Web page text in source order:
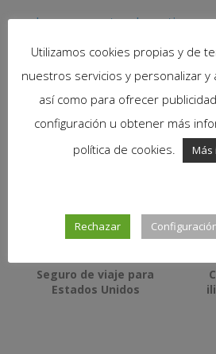
Ir a ver eventos deportivos
Consejos para pagar con
Unidos
También te puede
Unidos
Seguro de viaje para
Estados Unidos
Utilizamos cookies propias y de
nuestros servicios y personalizar y
así como para ofrecer
configuración u obtener más
política de cookies.
Más
Rechazar